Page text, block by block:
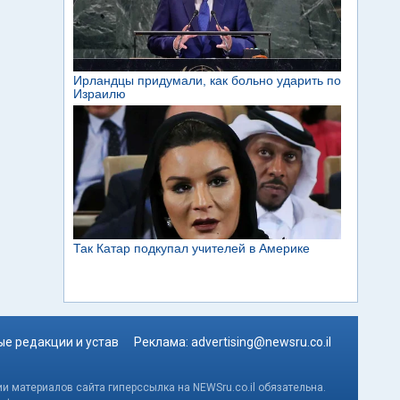
редакции и устав Реклама: advertising@newsru.co.il
сайта гиперссылка на NEWSru.co.il обязательна.